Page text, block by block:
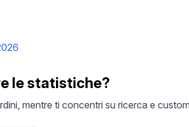
le statistiche?
mentre ti concentri su ricerca e